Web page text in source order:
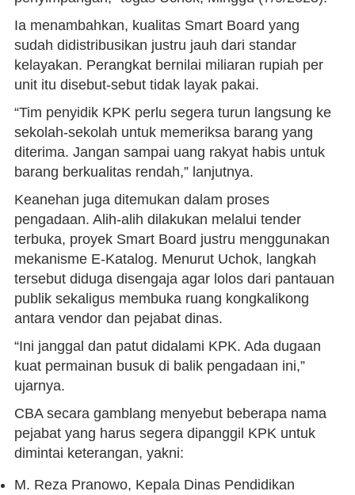
Ia menambahkan, kualitas Smart Board yang
sudah didistribusikan justru jauh dari standar
kelayakan. Perangkat bernilai miliaran rupiah per
unit itu disebut-sebut tidak layak pakai.
“Tim penyidik KPK perlu segera turun langsung ke
sekolah-sekolah untuk memeriksa barang yang
diterima. Jangan sampai uang rakyat habis untuk
barang berkualitas rendah,” lanjutnya.
Keanehan juga ditemukan dalam proses
pengadaan. Alih-alih dilakukan melalui tender
terbuka, proyek Smart Board justru menggunakan
mekanisme E-Katalog. Menurut Uchok, langkah
tersebut diduga disengaja agar lolos dari pantauan
publik sekaligus membuka ruang kongkalikong
antara vendor dan pejabat dinas.
“Ini janggal dan patut didalami KPK. Ada dugaan
kuat permainan busuk di balik pengadaan ini,”
ujarnya.
CBA secara gamblang menyebut beberapa nama
pejabat yang harus segera dipanggil KPK untuk
dimintai keterangan, yakni:
M. Reza Pranowo, Kepala Dinas Pendidikan